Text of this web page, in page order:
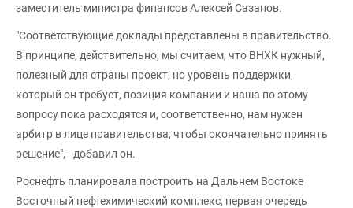
заместитель министра финансов Алексей Сазанов.
"Соответствующие доклады представлены в правительство.
В принципе, действительно, мы считаем, что ВНХК нужный,
полезный для страны проект, но уровень поддержки,
который он требует, позиция компании и наша по этому
вопросу пока расходятся и, соответственно, нам нужен
арбитр в лице правительства, чтобы окончательно принять
решение", - добавил он.
Роснефть планировала построить на Дальнем Востоке
Восточный нефтехимический комплекс, первая очередь